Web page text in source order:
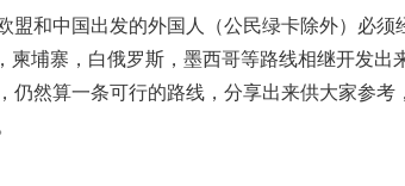
盟和中国出发的外国人（公民绿卡除外）必须
柬埔寨，白俄罗斯，墨西哥等路线相继开发出
然算一条可行的路线，分享出来供大家参考，